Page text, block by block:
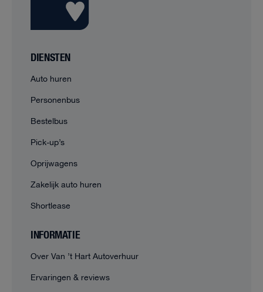
DIENSTEN
Auto huren
Personenbus
Bestelbus
Pick-up’s
Oprijwagens
Zakelijk auto huren
Shortlease
INFORMATIE
Over Van ’t Hart Autoverhuur
Ervaringen & reviews